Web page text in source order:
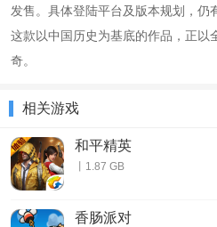
发售。具体登陆平台及版本规划，仍
这款以中国历史为基底的作品，正以
奇。
相关游戏
和平精英
丨1.87 GB
香肠派对